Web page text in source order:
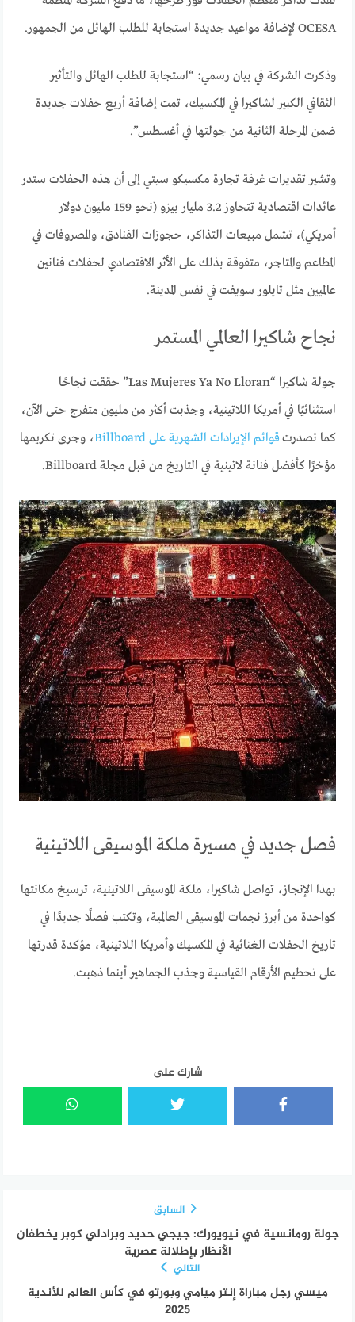
OCESA لإضافة مواعيد جديدة استجابة للطلب الهائل من الجمهور.
وذكرت الشركة في بيان رسمي: “استجابة للطلب الهائل والتأثير
الثقافي الكبير لشاكيرا في المكسيك، تمت إضافة أربع حفلات جديدة
ضمن المرحلة الثانية من جولتها في أغسطس”.
وتشير تقديرات غرفة تجارة مكسيكو سيتي إلى أن هذه الحفلات ستدر
عائدات اقتصادية تتجاوز 3.2 مليار بيزو (نحو 159 مليون دولار
أمريكي)، تشمل مبيعات التذاكر، حجوزات الفنادق، والمصروفات في
المطاعم والمتاجر، متفوقة بذلك على الأثر الاقتصادي لحفلات فنانين
عالميين مثل تايلور سويفت في نفس المدينة.
نجاح شاكيرا العالمي المستمر
جولة شاكيرا “Las Mujeres Ya No Lloran” حققت نجاحًا
استثنائيًا في أمريكا اللاتينية، وجذبت أكثر من مليون متفرج حتى الآن،
كما تصدرت قوائم الإيرادات الشهرية على Billboard
، وجرى تكريمها
مؤخرًا كأفضل فنانة لاتينية في التاريخ من قبل مجلة Billboard.
فصل جديد في مسيرة ملكة الموسيقى اللاتينية
بهذا الإنجاز، تواصل شاكيرا، ملكة الموسيقى اللاتينية، ترسيخ مكانتها
كواحدة من أبرز نجمات الموسيقى العالمية، وتكتب فصلًا جديدًا في
تاريخ الحفلات الغنائية في المكسيك وأمريكا اللاتينية، مؤكدة قدرتها
على تحطيم الأرقام القياسية وجذب الجماهير أينما ذهبت.
شارك على
السابق
جولة رومانسية في نيويورك: جيجي حديد وبرادلي كوبر يخطفان
الأنظار بإطلالة عصرية
التالي
ميسي رجل مباراة إنتر ميامي وبورتو في كأس العالم للأندية
2025